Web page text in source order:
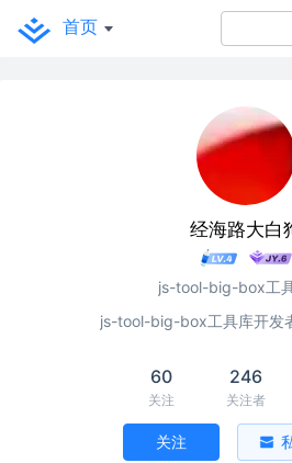
首页
经海路大白
js-tool-big-box工具库开发
60
关注
246
关注者
关注